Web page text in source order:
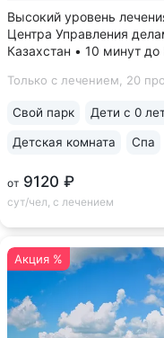
Высокий уровень
Центра Управления
Казахстан • 10 минут
и «Ессентуки-Новая» •
Только с лечением, 20
от 9120 ₽
сут/чел, с лечением
Свой парк Дети с 0
Детская комната Спа
Акция %